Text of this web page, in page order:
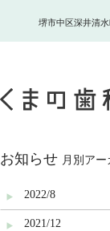
堺市中区深井清
お知らせ 月別アー
2022/8
2021/12